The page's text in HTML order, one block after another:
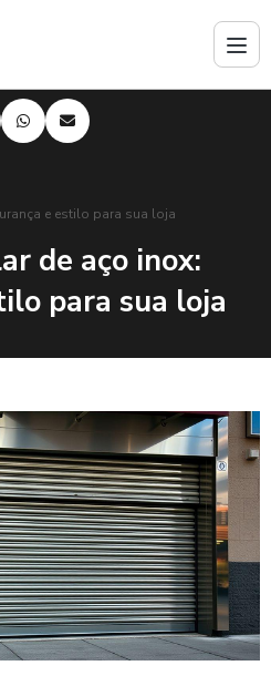
e estilo para sua loja
de aço inox:
para sua loja